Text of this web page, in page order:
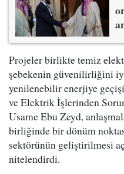
Projeler birlikte temiz
şebekenin güvenilirliğini
yenilenebilir enerjiye
ve Elektrik İşlerinden
Usame Ebu Zeyd,
birliğinde bir dönüm
sektörünün geliştirilmesi
nitelendirdi.